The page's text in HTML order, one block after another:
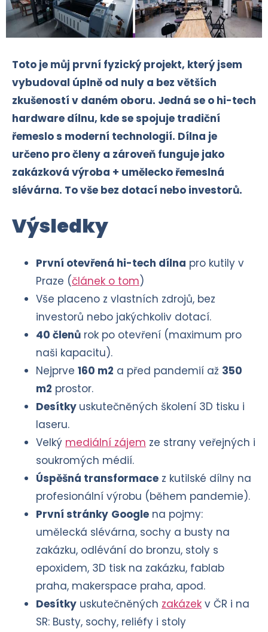
Toto je můj první fyzický projekt, který jsem
vybudoval úplně od nuly a bez větších
zkušeností v daném oboru. Jedná se o hi-tech
hardware dílnu, kde se spojuje tradiční
řemeslo s moderní technologií. Dílna je
určeno pro členy a zároveň funguje jako
zakázková výroba + umělecko řemeslná
slévárna. To vše bez dotací nebo investorů.
Výsledky
První otevřená hi-tech dílna pro kutily v
Praze (článek o tom)
Vše placeno z vlastních zdrojů, bez
investorů nebo jakýchkoliv dotací.
40 členů rok po otevření (maximum pro
naši kapacitu).
Nejprve 160 m2 a před pandemií až 350
m2 prostor.
Desítky uskutečněných školení 3D tisku i
laseru.
Velký mediální zájem ze strany veřejných i
soukromých médií.
Úspěšná transformace z kutilské dílny na
profesionální výrobu (během pandemie).
První stránky Google na pojmy:
umělecká slévárna, sochy a busty na
zakázku, odlévání do bronzu, stoly s
epoxidem, 3D tisk na zakázku, fablab
praha, makerspace praha, apod.
Desítky uskutečněných zakázek v ČR i na
SR: Busty, sochy, reliéfy i stoly